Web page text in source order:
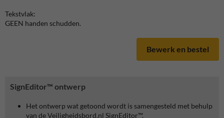
SignEditor™ ontwerp
Het ontwerp wat getoond wordt is samengesteld met behulp
van de Veiligheidsbord.nl SignEditor™.
Tekstvlak:
GEEN handen schudden.
Bewerk en bestel